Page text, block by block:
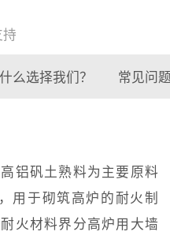
么选择我们？ 常见问
矾土熟料为主要原料
用于砌筑高炉的耐火制
火材料界分高炉用大墙